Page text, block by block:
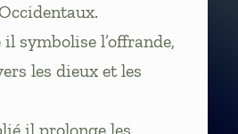
symbolise l’offrande,
les dieux et les
il prolonge les